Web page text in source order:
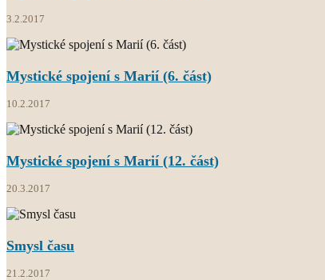
3.2.2017
Mystické spojení s Marií (6. část)
10.2.2017
Mystické spojení s Marií (12. část)
20.3.2017
Smysl času
21.2.2017